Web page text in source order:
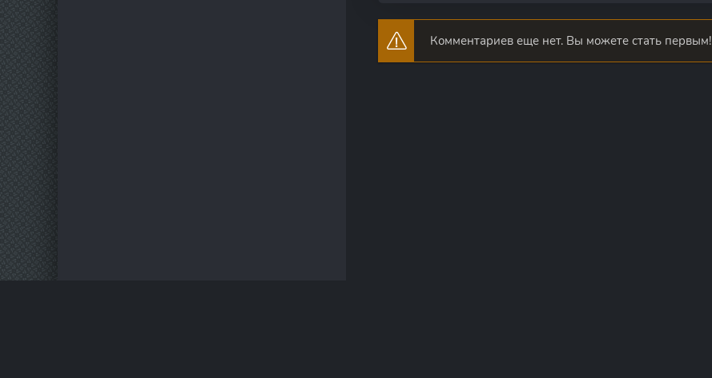
Комментариев еще нет. Вы можете стать первым!